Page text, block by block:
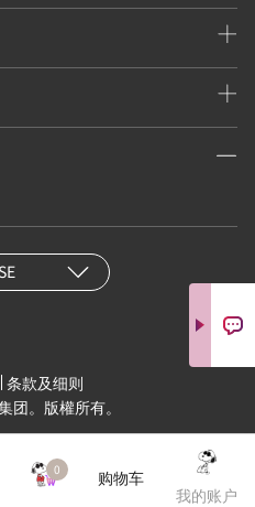
0
购物车
我的账户
条款及细则
团。版權所有。